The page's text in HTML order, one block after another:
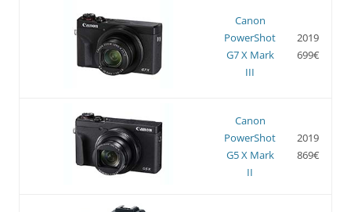
Canon
PowerShot
G7 X Mark
III
2019
699€
Canon
PowerShot
G5 X Mark
II
2019
869€